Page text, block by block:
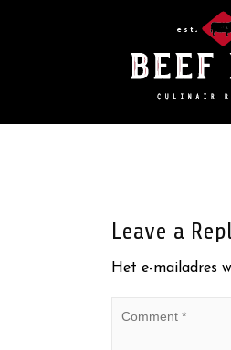
Leave a
Het e-mailadres